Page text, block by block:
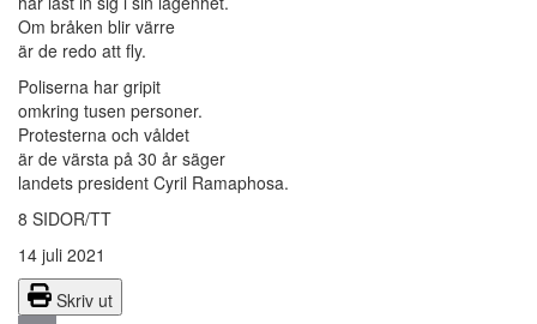
Om bråken blir värre
är de redo att fly.
Poliserna har gripit
omkring tusen personer.
Protesterna och våldet
är de värsta på 30 år säger
landets president Cyril Ramaphosa.
8 SIDOR/TT
14 juli 2021
Skriv ut